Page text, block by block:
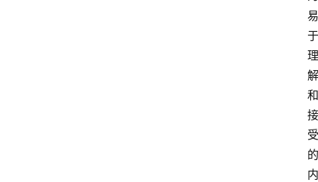
易
于
理
解
和
接
受
的
内